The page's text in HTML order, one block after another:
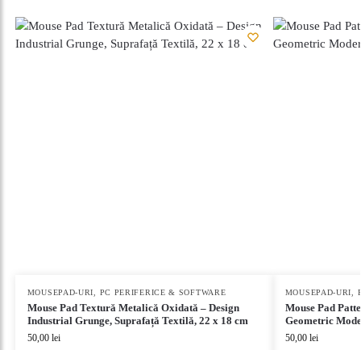
MOUSEPAD-URI PC PERIFERICE & SOFTWARE
Mouse Pad Textură Metalică Oxidată – Design
Industrial Grunge, Suprafață Textilă, 22 x 18 cm
50,00 lei
MOUSEPAD-URI
Mouse Pad
Geometric
50,00 lei